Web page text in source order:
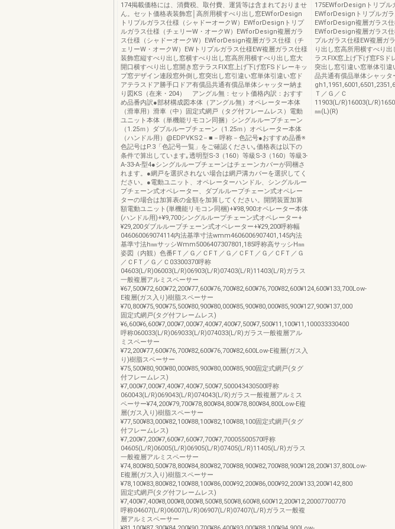
174掲載価格には、消費税、取付費、運賃等は含まれておりませ
ん。セット価格表装飾窓│高所用横すべり出し窓EWforDesign
トリプルガラス仕様（シャドーオークW）EWforDesignトリプ
ルガラス仕様（チェリーW・オークW）EWforDesign複層ガラ
ス仕様（シャドーオークW）EWforDesign複層ガラス仕様（チ
ェリーW・オークW）EWトリプルガラス仕様EW複層ガラス仕様
装飾窓縦すべり出し窓横すべり出し窓高所用横すべり出し窓大
開口横すべり出し窓開き窓テラスFIX窓上げ下げ窓FSドレーキッ
プ窓デザイン連段窓外倒し窓突出し窓引違い窓単体引違い窓ド
アテラスドア勝手口ドア有償品共通有償品単体シャッター納ま
り図KS（在来・204） アングル無：セット価格内訳：おすす
め品番内訳●部材構成図本体（アングル無）オペレーター本体
（滑車用）滑車（中）固定式網戸（タグ付フレームレス）電動
ユニット本体（単機能リモコン同捆）シングルループチェーン
（1.25ｍ）ダブルループチェーン（1.25ｍ）オペレーター本体
（ハンドル用）@EDPVKS2－■－呼称－色記号●おすすめ品番※
色記号はP.3「色記号一覧」をご確認ください｡価格表は以下の
条件で算出しています｡透明型S-3（160）等級S-3（160）等級3-
A-33-A-型4●シングルループチェーンはチェーンカバーが同梱さ
れます。●網戸を選択されない場合は網戸溝カバーを選択してく
ださい。●電動ユニット、オペレーターハンドル、シングルルー
プチェーン式オペレーター、ダブルループチェーン式オペレー
ターの場合は加算表の金額を加算してください。開閉装置加算
額電動ユニット(単機能リモコン同梱)+¥98,900オペレーター本体
(ハンドル用)+¥9,700シングルループチェーン式オペレーター+
¥29,200ダブルループチェーン式オペレーター+¥29,200呼称幅
046060069074114内法基準寸法wmm4606006907401,145内法
基準寸法h㎜サッシWmm5006407307801,185呼称高サッシH㎜
姿図（内観）色番FＴ／Ｇ／ＣFＴ／Ｇ／ＣFＴ／Ｇ／ＣFＴ／Ｇ
／ＣFＴ／Ｇ／Ｃ03300370呼称
04603(L/R)06003(L/R)06903(L/R)07403(L/R)11403(L/R)ガラス
一般複層アルミスペーサー
¥67,500¥72,600¥72,200¥77,600¥76,700¥82,600¥76,700¥82,600¥124,600¥133,700Low-
E複層(ガス入り)樹脂スペーサー
¥70,800¥75,900¥75,500¥80,900¥80,000¥85,900¥80,000¥85,900¥127,900¥137,000
固定式網戸(タグ付フレームレス)
¥6,600¥6,600¥7,000¥7,000¥7,400¥7,400¥7,500¥7,500¥11,100¥11,100033330400
呼称060033(L/R)069033(L/R)074033(L/R)ガラス一般複層アル
ミスペーサー
¥72,200¥77,600¥76,700¥82,600¥76,700¥82,600Low-E複層(ガス入
り)樹脂スペーサー
¥75,500¥80,900¥80,000¥85,900¥80,000¥85,900固定式網戸(タグ
付フレームレス)
¥7,000¥7,000¥7,400¥7,400¥7,500¥7,500043430500呼称
060043(L/R)069043(L/R)074043(L/R)ガラス一般複層アルミス
ペーサー¥74,200¥79,700¥78,800¥84,800¥78,800¥84,800Low-E複
層(ガス入り)樹脂スペーサー
¥77,500¥83,000¥82,100¥88,100¥82,100¥88,100固定式網戸(タグ
付フレームレス)
¥7,200¥7,200¥7,600¥7,600¥7,700¥7,70005500570呼称
04605(L/R)06005(L/R)06905(L/R)07405(L/R)11405(L/R)ガラス
一般複層アルミスペーサー
¥74,800¥80,500¥78,800¥84,800¥82,700¥88,900¥82,700¥88,900¥128,200¥137,800Low-
E複層(ガス入り)樹脂スペーサー
¥78,100¥83,800¥82,100¥88,100¥86,000¥92,200¥86,000¥92,200¥133,200¥142,800
固定式網戸(タグ付フレームレス)
¥7,400¥7,400¥8,000¥8,000¥8,500¥8,500¥8,600¥8,600¥12,200¥12,20007700770
呼称04607(L/R)06007(L/R)06907(L/R)07407(L/R)ガラス一般複
層アルミスペーサー
175EWforDesignトリプル
EWforDesignトリプルガラ
EWforDesign複層ガラス仕
EWforDesign複層ガラス仕
プルガラス仕様EW複層ガ
り出し窓高所用横すべり
ラスFIX窓上げ下げ窓FSド
突出し窓引違い窓単体引
品共通有償品単体シャッ
Ｔ／Ｇ／Ｃ
11903(L/R)16003(L/
㎜(L)(R)